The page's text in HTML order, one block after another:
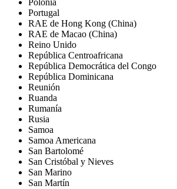
Portugal
RAE de Hong Kong (China)
RAE de Macao (China)
Reino Unido
República Centroafricana
República Democrática del Congo
República Dominicana
Reunión
Ruanda
Rumanía
Rusia
Samoa
Samoa Americana
San Bartolomé
San Cristóbal y Nieves
San Marino
San Martín